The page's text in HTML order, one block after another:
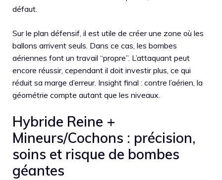
défaut.
Sur le plan défensif, il est utile de créer une zone où les
ballons arrivent seuls. Dans ce cas, les bombes
aériennes font un travail “propre”. L’attaquant peut
encore réussir, cependant il doit investir plus, ce qui
réduit sa marge d’erreur. Insight final : contre l’aérien, la
géométrie compte autant que les niveaux.
Hybride Reine +
Mineurs/Cochons : précision,
soins et risque de bombes
géantes